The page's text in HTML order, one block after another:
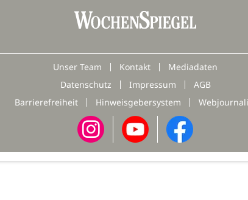
Unser Team Kontakt
Mediadaten
Datenschutz
Impressum
AGB
Barrierefreiheit
Hinweisgebersystem